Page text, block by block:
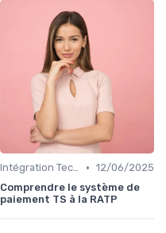
Intégration Technologique • 12/06/2025
Comprendre le système de
paiement TS à la RATP